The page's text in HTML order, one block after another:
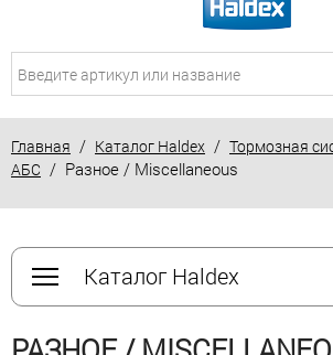
Главная / Каталог Haldex / Тормозная
АБС / Разное / Miscellaneous
Каталог Haldex